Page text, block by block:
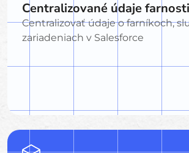
Centralizované údaje farnosti
Centralizovať údaje o farníkoch,
zariadeniach v Salesforce